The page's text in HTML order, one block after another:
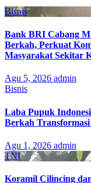
Bisnis
Bank BRI Cabang
Berkah, Perkuat
Masyarakat Sekitar
Agu 5, 2026 admin
Bisnis
Laba Pupuk
Berkah
Agu 1, 2026 admin
TNI
Koramil Cilincing